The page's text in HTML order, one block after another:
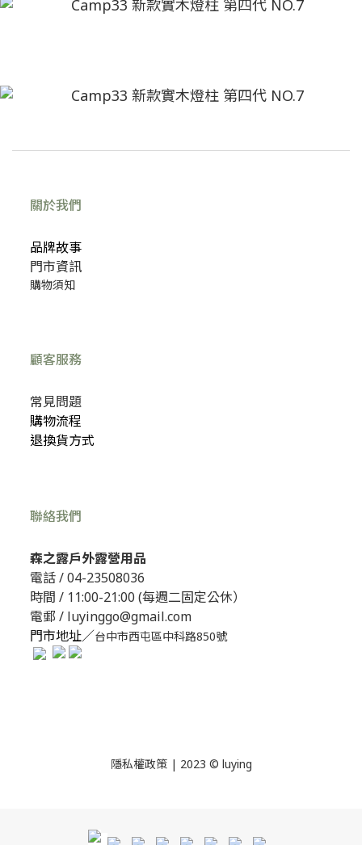
關於我們
品牌故事
門市資訊
購物須知
顧客服務
常見問題
購物流程
退換貨方式
聯絡我們
森之露戶外露營用品
電話 /04-23508036
時間 / 11:00-21:00 (每週二固定公休）
電郵 / luyinggo@gmail.com
門市地址／台中市西屯區中科路850號
隱私權政策| 2023 © luying